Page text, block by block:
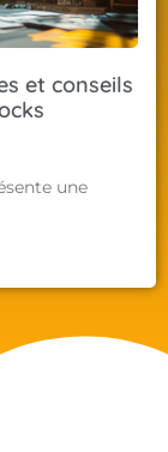
et conseils
une